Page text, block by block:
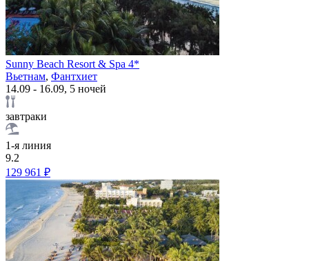
Sunny Beach Resort & Spa 4*
Вьетнам, Фантхиет
14.09 - 16.09, 5 ночей
завтраки
1-я линия
9.2
129 961 ₽